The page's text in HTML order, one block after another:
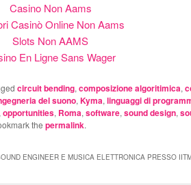
Casino Non Aams
Casinò Online Non Aams
Slots Non AAMS
En Ligne Sans Wager
circuit bending,composizione algoritimica,
del suono,Kyma,linguaggi di
opportunities, Roma,software,sound design,
the permalink.
ENGINEER E MUSICA ELETTRONICA PRESSO